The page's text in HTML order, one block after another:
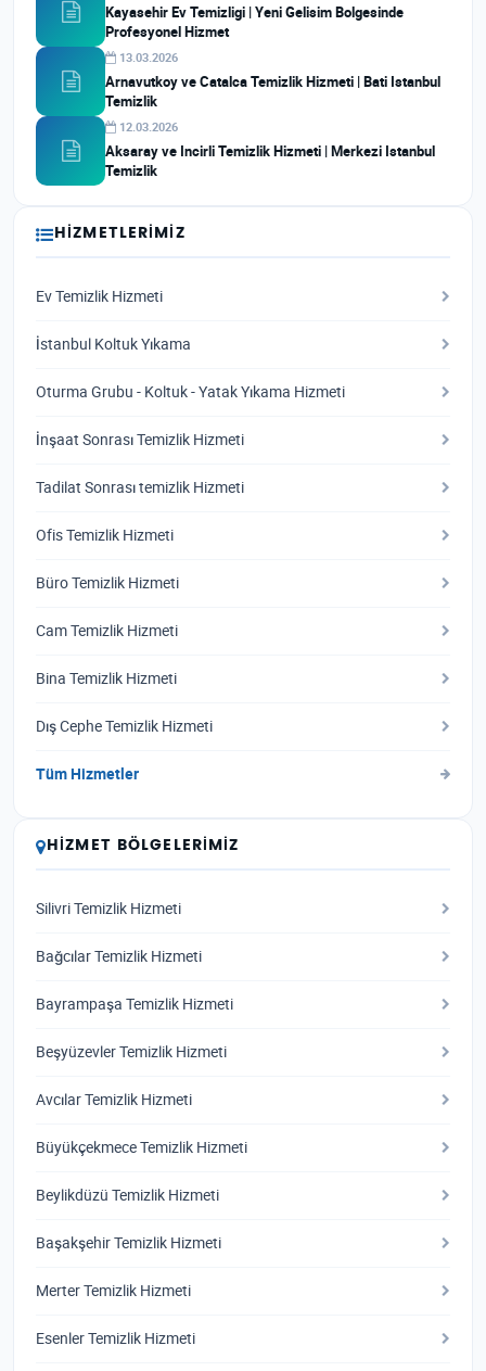
Kayasehir Ev Temizligi | Yeni Gelisim Bolgesinde
Profesyonel Hizmet
13.03.2026
Arnavutkoy ve Catalca Temizlik Hizmeti | Bati Istanbul
Temizlik
12.03.2026
Aksaray ve Incirli Temizlik Hizmeti | Merkezi Istanbul
Temizlik
HIZMETLERIMIZ
Ev Temizlik Hizmeti
İstanbul Koltuk Yıkama
Oturma Grubu - Koltuk - Yatak Yıkama Hizmeti
İnşaat Sonrası Temizlik Hizmeti
Tadilat Sonrası temizlik Hizmeti
Ofis Temizlik Hizmeti
Büro Temizlik Hizmeti
Cam Temizlik Hizmeti
Bina Temizlik Hizmeti
Dış Cephe Temizlik Hizmeti
Tüm Hizmetler
HIZMET BÖLGELERIMIZ
Silivri Temizlik Hizmeti
Bağcılar Temizlik Hizmeti
Bayrampaşa Temizlik Hizmeti
Beşyüzevler Temizlik Hizmeti
Avcılar Temizlik Hizmeti
Büyükçekmece Temizlik Hizmeti
Beylikdüzü Temizlik Hizmeti
Başakşehir Temizlik Hizmeti
Merter Temizlik Hizmeti
Esenler Temizlik Hizmeti